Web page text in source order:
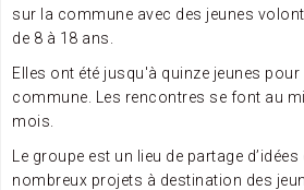
sur la commune avec des jeunes
de 8 à 18 ans.
Elles ont été jusqu'à quinze jeunes
commune. Les rencontres se font au
mois.
Le groupe est un lieu de partage
nombreux projets à destination des